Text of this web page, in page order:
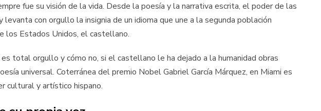
fue su visión de la vida. Desde la poesía y la narrativa escrita, el poder de las
con orgullo la insignia de un idioma que une a la segunda población
los Estados Unidos, el castellano.
total orgullo y cómo no, si el castellano le ha dejado a la humanidad obras
universal. Coterránea del premio Nobel Gabriel García Márquez, en Miami es
cultural y artístico hispano.